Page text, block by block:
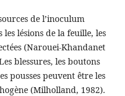
de l’inoculum
lésions de la feuille, les
(Narouei-Khandanet
blessures, les boutons
pousses peuvent être les
(Milholland, 1982).